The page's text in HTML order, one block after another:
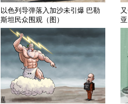
中国日报漫画：自杀